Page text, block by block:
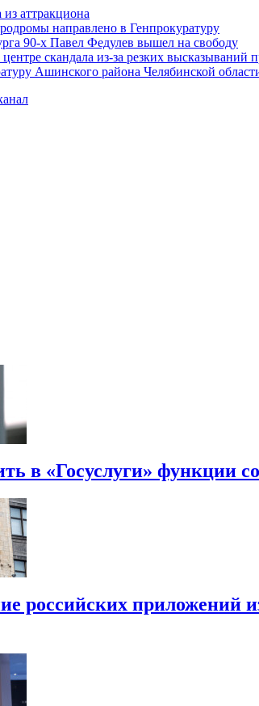
аттракциона
направлено в Генпрокуратуру
90-х Павел Федулев вышел на свободу
скандала из-за резких высказываний
Ашинского района Челябинской
в «Госуслуги» функции
российских приложений